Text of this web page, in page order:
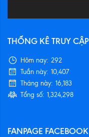
THỐNG KÊ TRUY CẬP
Hôm nay: 292
Tuần này: 10,407
Tháng này: 16,183
Tổng số: 1,324,298
FANPAGE FACEBOOK